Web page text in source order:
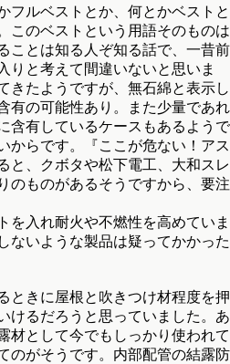
フルベストとか、何とかベストと
このベストという用語そのものは
ことは知る人ぞ知る話で、一昔前
りと考えて間違いないと思いま
きたようですが、無石綿と表示し
有の可能性あり。また少量であれ
含有しているケースもあるようで
からです。『ここが危ない！アス
と、クボタや松下電工、大和スレ
のものがあるそうですから、要注
入れ耐火や不燃性を高めていま
ないような製品は疑ってかかった
ときに屋根と吹きつけ材程度を押
けるだろうと思っていました。あ
材として今でもしっかり使われて
のがそうです。内部配管の結露防